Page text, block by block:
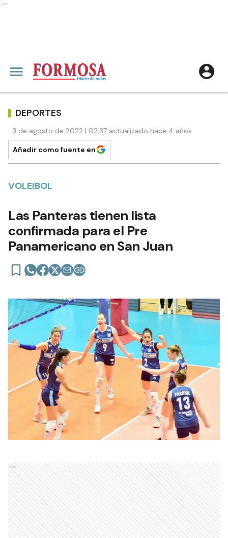
Ads
DEPORTES
3 de agosto de 2022 | 02:37 actualizado hace 4 años
Añadir como fuente en
VOLEIBOL
Las Panteras tienen lista
confirmada para el Pre
Panamericano en San Juan
Ads